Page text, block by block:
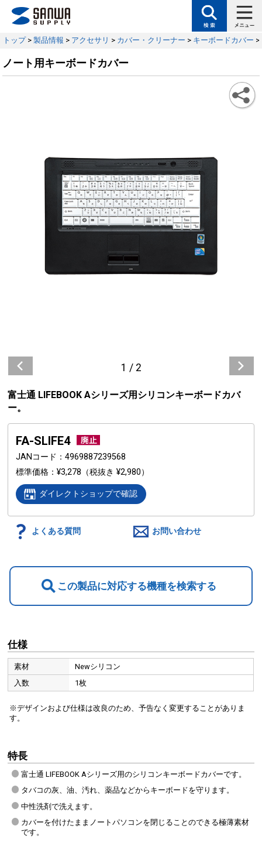
トップ> 製品情報 > アクセサリ > カバー・クリーナー > キーボードカバー >
ノート用キーボードカバー
1 / 2
富士通 LIFEBOOK Aシリーズ用シリコンキーボードカバ
ー。
FA-SLIFE4
JANコード
4969887239568
標準価格
¥3,278 （税抜き ¥2,980）
ダイレクトショップで確認
よくある質問 お問い合わせ
この製品に対応する機種を検索する
仕様
素材
Newシリコン
入数
1枚
※デザインおよび仕様は改良のため、予告なく変更することがありま
す。
特長
富士通 LIFEBOOK Aシリーズ用のシリコンキーボードカバーです。
タバコの灰、油、汚れ、薬品などからキーボードを守ります。
中性洗剤で洗えます。
カバーを付けたままノートパソコンを閉じることのできる極薄素材
です。